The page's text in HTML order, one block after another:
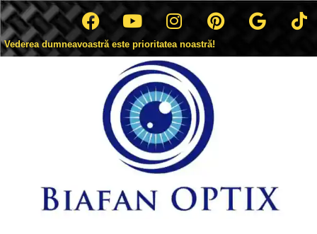
Vederea dumneavoastră este prioritatea noastră!